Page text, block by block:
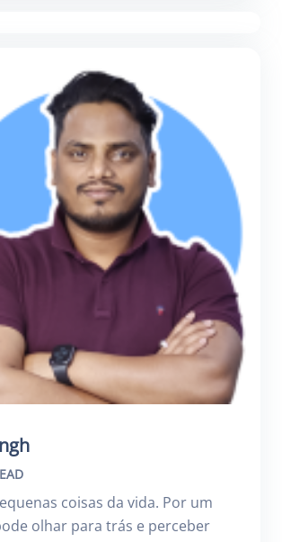
coisas da vida. Por um
olhar para trás e perceber